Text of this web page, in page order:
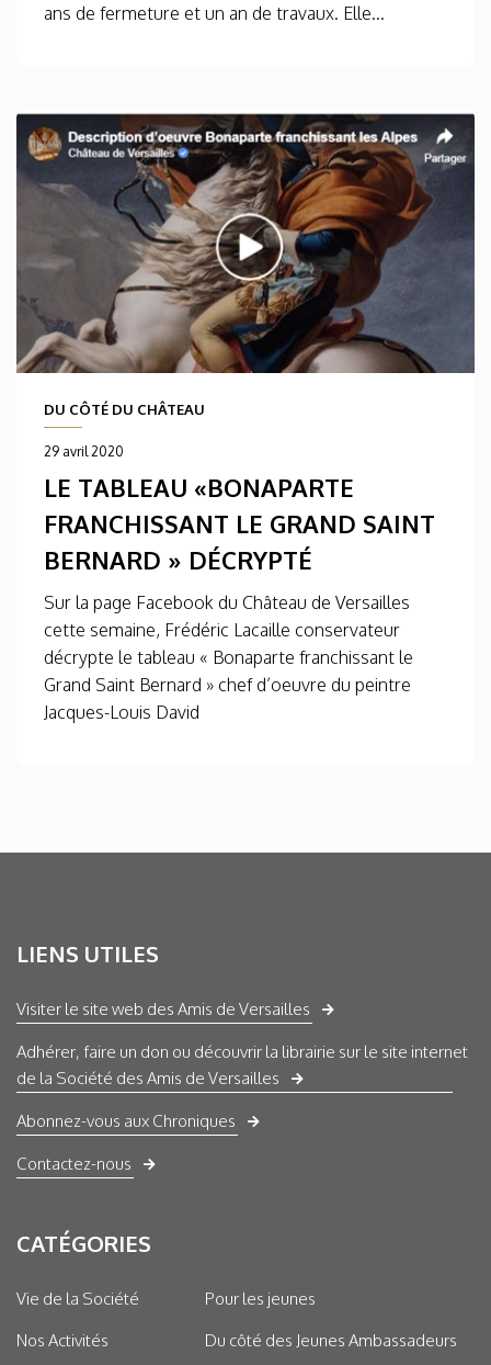
ans de fermeture et un an de travaux. Elle...
DU CÔTÉ DU CHÂTEAU
29 avril 2020
LE TABLEAU «BONAPARTE
FRANCHISSANT LE GRAND SAINT
BERNARD » DÉCRYPTÉ
Sur la page Facebook du Château de Versailles
cette semaine, Frédéric Lacaille conservateur
décrypte le tableau « Bonaparte franchissant le
Grand Saint Bernard » chef d’oeuvre du peintre
Jacques-Louis David
LIENS UTILES
Visiter le site web des Amis de Versailles
Adhérer, faire un don ou découvrir la librairie sur le site internet
de la Société des Amis de Versailles
Abonnez-vous aux Chroniques
Contactez-nous
CATÉGORIES
Vie de la Société
Nos Activités
Pour les jeunes
Du côté des Jeunes Ambassadeurs